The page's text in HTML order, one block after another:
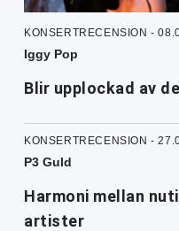
KONSERTRECENSION -
Iggy Pop
Blir upplockad av
KONSERTRECENSION -
P3 Guld
Harmoni mellan
artister